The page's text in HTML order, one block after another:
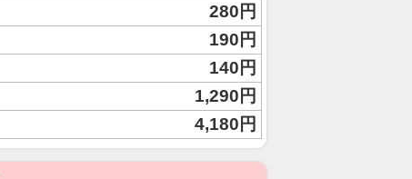
280円
190円
140円
1,290円
4,180円